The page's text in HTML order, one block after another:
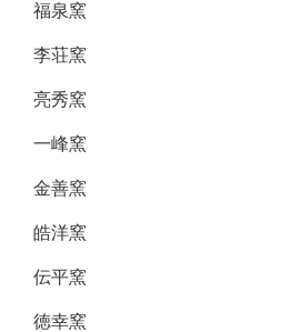
福泉窯
李荘窯
亮秀窯
一峰窯
金善窯
皓洋窯
伝平窯
徳幸窯